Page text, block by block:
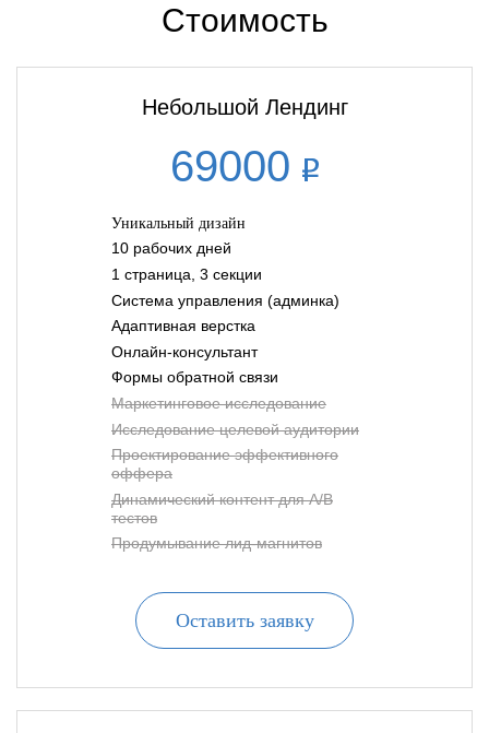
Стоимость
Небольшой Лендинг
69000
Уникальный дизайн
10 рабочих дней
1 страница, 3 секции
Система управления (админка)
Адаптивная верстка
Онлайн-консультант
Формы обратной связи
Маркетинговое исследование
Исследование целевой аудитории
Проектирование эффективного
оффера
Динамический контент для A/B
тестов
Продумывание лид-магнитов
Оставить заявку